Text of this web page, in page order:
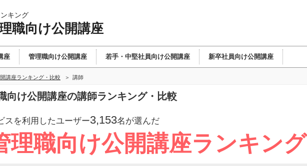
キング
職向け公開講座
座 管理職向け公開講座 若手・中堅社員向け公開講座 新卒社員向け公開講座
講座ランキング・比較 講師
向け公開講座の講師ランキング・比較
スを利用したユーザー3,153名が選んだ
理職向け公開講座ランキング